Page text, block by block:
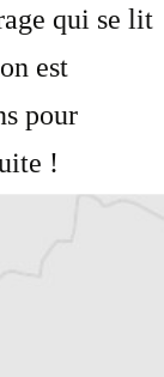
qui se lit
est
pour
!